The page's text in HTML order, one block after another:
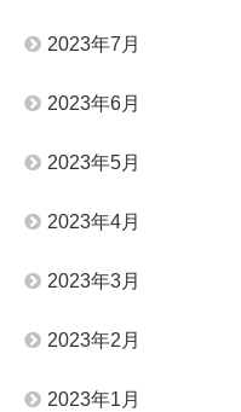
2023年7月
2023年6月
2023年5月
2023年4月
2023年3月
2023年2月
2023年1月